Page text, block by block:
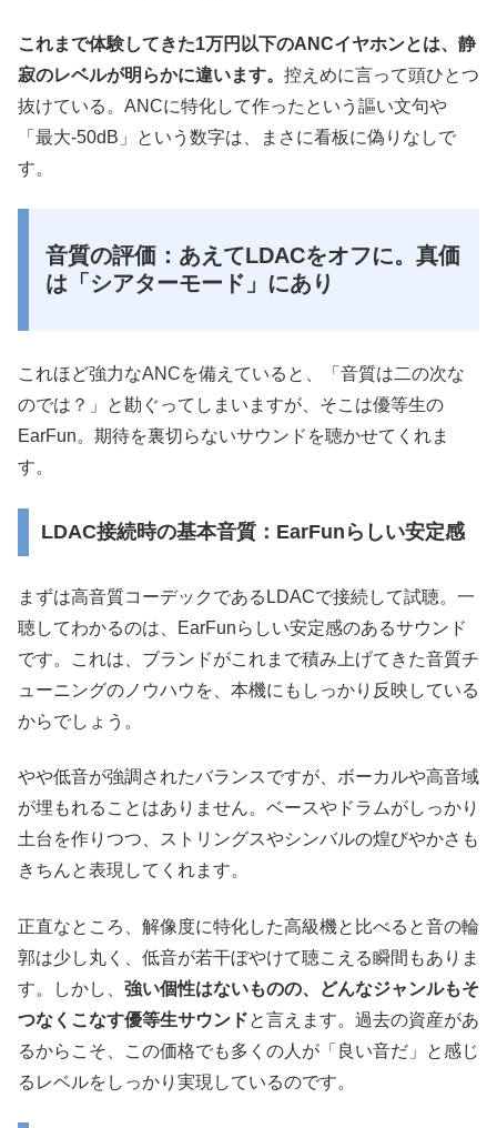
これまで体験してきた1万円以下のANCイヤホンとは、静
寂のレベルが明らかに違います。 控えめに言って頭ひとつ
抜けている。ANCに特化して作ったという謳い文句や
「最大-50dB」という数字は、まさに看板に偽りなしで
す。
音質の評価：あえてLDACをオフに。真価
は「シアターモード」にあり
これほど強力なANCを備えていると、「音質は二の次な
のでは？」と勘ぐってしまいますが、そこは優等生の
EarFun。期待を裏切らないサウンドを聴かせてくれま
す。
LDAC接続時の基本音質：EarFunらしい安定感
まずは高音質コーデックであるLDACで接続して試聴。一
聴してわかるのは、EarFunらしい安定感のあるサウンド
です。これは、ブランドがこれまで積み上げてきた音質チ
ューニングのノウハウを、本機にもしっかり反映している
からでしょう。
やや低音が強調されたバランスですが、ボーカルや高音域
が埋もれることはありません。ベースやドラムがしっかり
土台を作りつつ、ストリングスやシンバルの煌びやかさも
きちんと表現してくれます。
正直なところ、解像度に特化した高級機と比べると音の輪
郭は少し丸く、低音が若干ぼやけて聴こえる瞬間もありま
す。しかし、 強い個性はないものの、どんなジャンルもそ
つなくこなす優等生サウンドと言えます。過去の資産があ
るからこそ、この価格でも多くの人が「良い音だ」と感じ
るレベルをしっかり実現しているのです。